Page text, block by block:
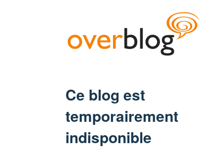
Ce blog est
temporairement
indisponible